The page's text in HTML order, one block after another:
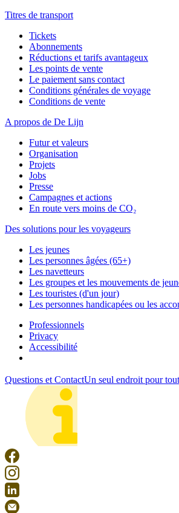
Titres de transport
Tickets
Abonnements
Réductions et tarifs avantageux
Les points de vente
Le paiement sans contact
Conditions générales de voyage
Conditions de vente
A propos de De Lijn
Futur et valeurs
Organisation
Projets
Jobs
Presse
Campagnes et actions
En route vers moins de CO₂
Des solutions pour les voyageurs
Les jeunes
Les personnes âgées (65+)
Les navetteurs
Les groupes et les mouvements de
Les touristes (d'un jour)
Les personnes handicapées ou les
Professionnels
Privacy
Accessibilité
Questions et ContactUn seul endroit pour